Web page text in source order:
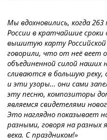
Мы вдохновились, когда 263
России в кратчайшие сроки
вышитую карту
говорили, что от неё веет
объединенной силой наших
сливаются в большую реку,
и эти узоры... они сами
эту песню, композиторы
являемся свидетелями
Это наглядно показывает
разными, говоря на разных
века. С праздником!»